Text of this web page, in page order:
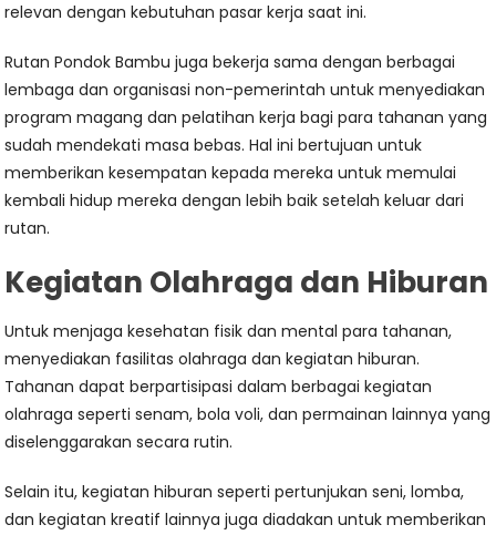
relevan dengan kebutuhan pasar kerja saat ini.
Rutan Pondok Bambu juga bekerja sama dengan berbagai
lembaga dan organisasi non-pemerintah untuk menyediakan
program magang dan pelatihan kerja bagi para tahanan yang
sudah mendekati masa bebas. Hal ini bertujuan untuk
memberikan kesempatan kepada mereka untuk memulai
kembali hidup mereka dengan lebih baik setelah keluar dari
rutan.
Kegiatan Olahraga dan Hiburan
Untuk menjaga kesehatan fisik dan mental para tahanan,
menyediakan fasilitas olahraga dan kegiatan hiburan.
Tahanan dapat berpartisipasi dalam berbagai kegiatan
olahraga seperti senam, bola voli, dan permainan lainnya yang
diselenggarakan secara rutin.
Selain itu, kegiatan hiburan seperti pertunjukan seni, lomba,
dan kegiatan kreatif lainnya juga diadakan untuk memberikan